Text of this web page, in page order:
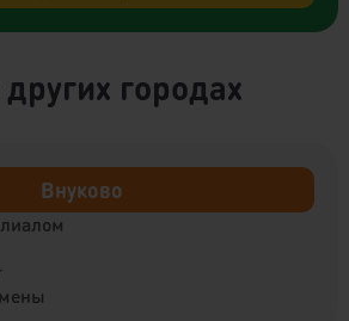
городах
Внуково